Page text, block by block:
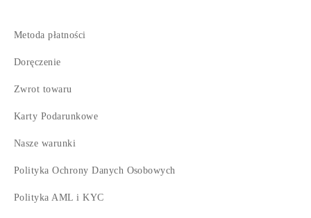
Metoda płatności
Doręczenie
Zwrot towaru
Karty Podarunkowe
Nasze warunki
Polityka Ochrony Danych Osobowych
Polityka AML i KYC